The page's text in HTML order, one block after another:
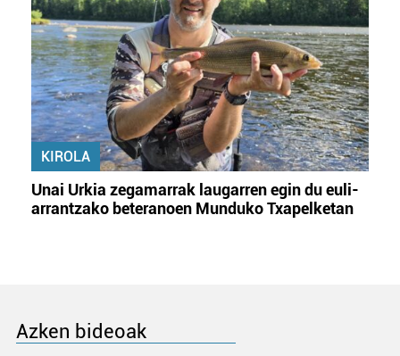
KIROLA
Unai Urkia zegamarrak laugarren egin du euli-
arrantzako beteranoen Munduko Txapelketan
Azken bideoak